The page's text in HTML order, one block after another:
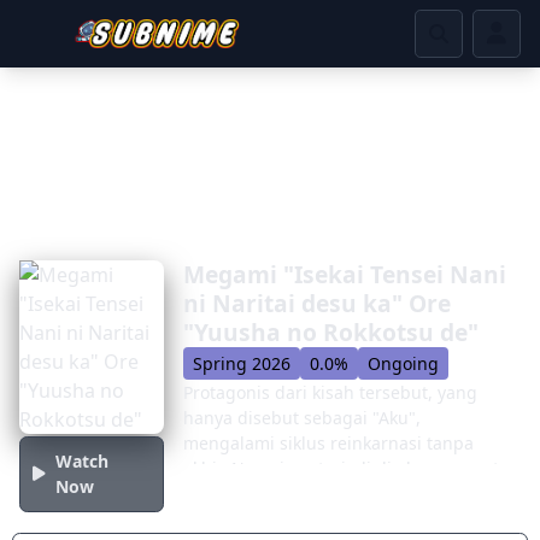
Watch
Now
Megami "Isekai Tensei Nani
ni Naritai desu ka" Ore
"Yuusha no Rokkotsu de"
Spring 2026 0.0%
Ongoing
Protagonis dari kisah tersebut, yang
hanya disebut sebagai "Aku",
mengalami siklus reinkarnasi tanpa
akhir. Narasinya terjadi di alam semesta